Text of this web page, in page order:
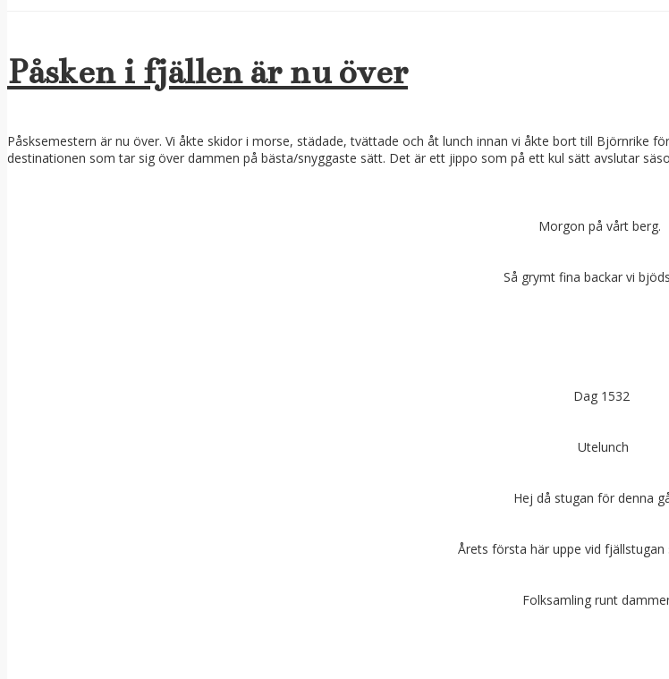
Påsken i fjällen är nu över
Påsksemestern är nu över. Vi åkte skidor i morse, städade, tvättade och åt lunch innan vi åkte bort till
destinationen som tar sig över dammen på bästa/snyggaste sätt. Det är ett jippo som på ett kul sätt avslutar
Morgon på vårt berg.
Så grymt fina backar vi
Dag 1532
Utelunch
Hej då stugan för denna
Årets första här uppe vid
Folksamling runt